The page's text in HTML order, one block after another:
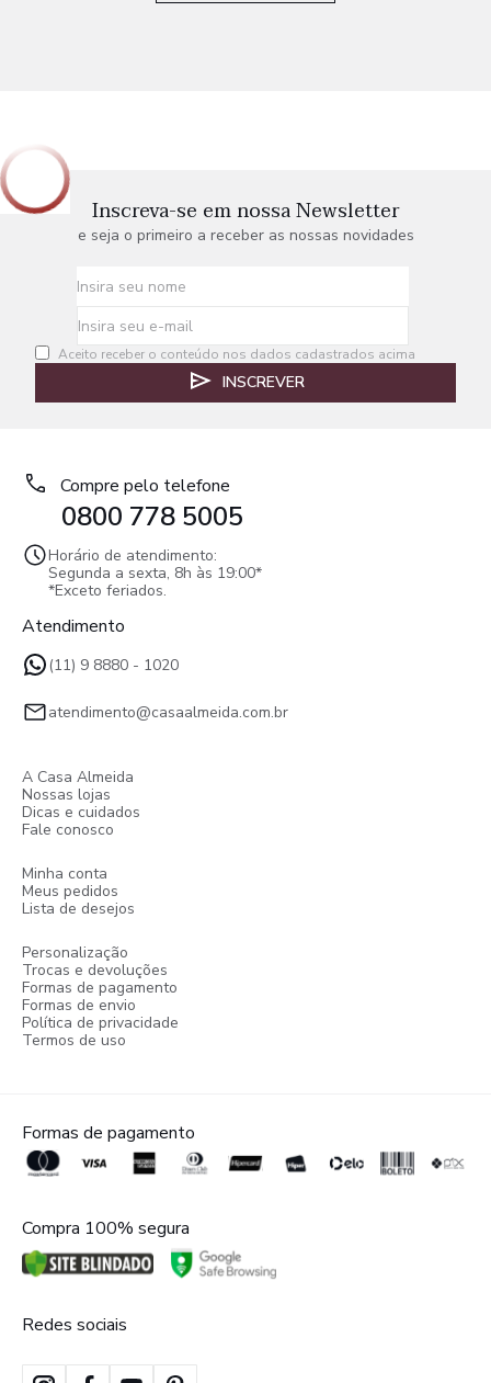
Inscreva-se em nossa Newsletter
e seja o primeiro a receber as nossas novidades
Aceito receber o conteúdo nos dados cadastrados acima
INSCREVER
Compre pelo telefone
0800 778 5005
Horário de atendimento:
Segunda a sexta, 8h às 19:00*
*Exceto feriados.
Atendimento
(11) 9 8880 - 1020
atendimento@casaalmeida.com.br
A Casa Almeida
Nossas lojas
Dicas e cuidados
Fale conosco
Minha conta
Meus pedidos
Lista de desejos
Personalização
Trocas e devoluções
Formas de pagamento
Formas de envio
Política de privacidade
Termos de uso
Formas de pagamento
Compra 100% segura
Redes sociais